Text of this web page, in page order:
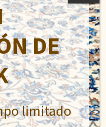
€El
precio
actual
DE
limitado